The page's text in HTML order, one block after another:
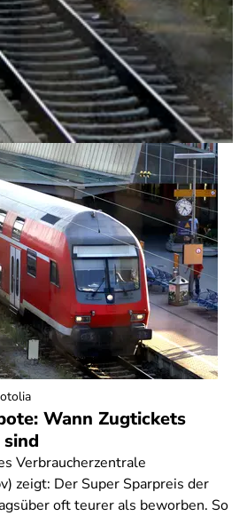
Wann Zugtickets
Verbraucherzentrale
zeigt: Der Super Sparpreis der
oft teurer als beworben. So